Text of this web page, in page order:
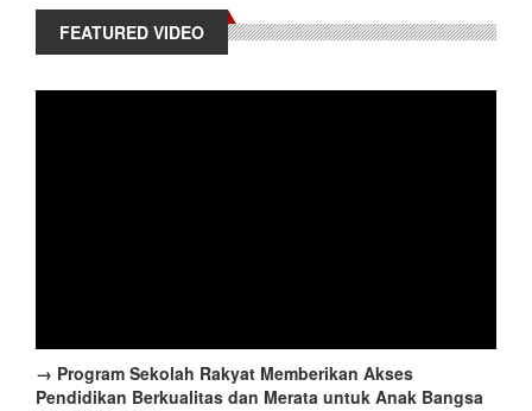
FEATURED VIDEO
→ Program Sekolah Rakyat Memberikan Akses
Pendidikan Berkualitas dan Merata untuk Anak Bangsa